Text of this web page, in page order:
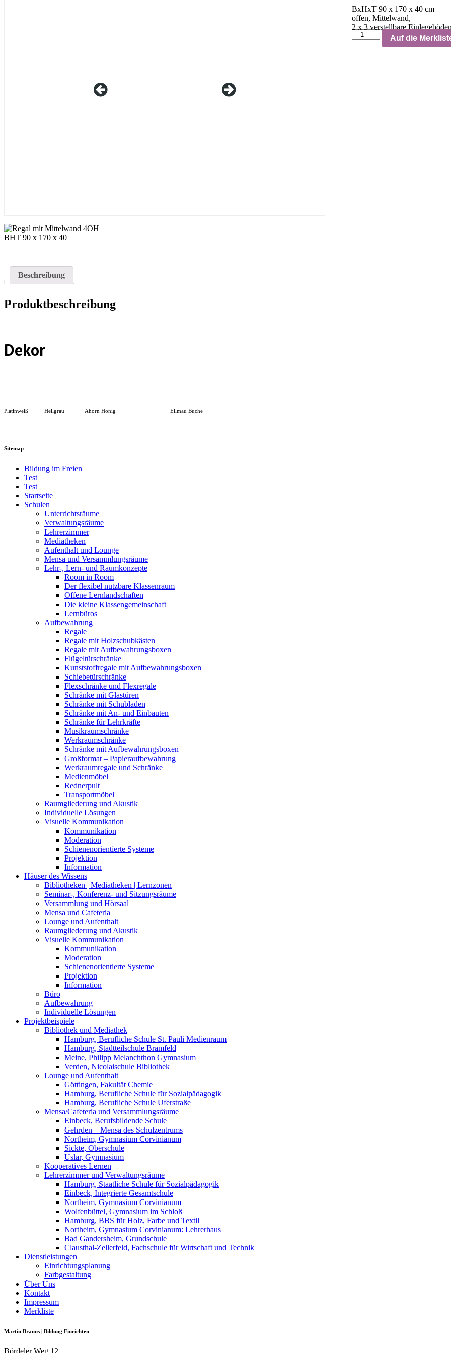
BxHxT 90 x 170 x 40 cm
offen, Mittelwand,
2 x 3 verstellbare
Auf die
Beschreibung
Produktbeschreibung
Dekor
Platinweiß Hellgrau Ahorn Honig Ellmau Buche
Sitemap
Bildung im Freien
Test
Test
Startseite
Schulen
Unterrichtsräume
Verwaltungsräume
Lehrerzimmer
Mediatheken
Aufenthalt und Lounge
Mensa und Versammlungsräume
Lehr-, Lern- und Raumkonzepte
Room in Room
Der flexibel nutzbare Klassenraum
Offene Lernlandschaften
Die kleine Klassengemeinschaft
Lernbüros
Aufbewahrung
Regale
Regale mit Holzschubkästen
Regale mit Aufbewahrungsboxen
Flügeltürschränke
Kunststoffregale mit Aufbewahrungsboxen
Schiebetürschränke
Flexschränke und Flexregale
Schränke mit Glastüren
Schränke mit Schubladen
Schränke mit An- und Einbauten
Schränke für Lehrkräfte
Musikraumschränke
Werkraumschränke
Schränke mit Aufbewahrungsboxen
Großformat – Papieraufbewahrung
Werkraumregale und Schränke
Medienmöbel
Rednerpult
Transportmöbel
Raumgliederung und Akustik
Individuelle Lösungen
Visuelle Kommunikation
Kommunikation
Moderation
Schienenorientierte Systeme
Projektion
Information
Häuser des Wissens
Bibliotheken | Mediatheken | Lernzonen
Seminar-, Konferenz- und Sitzungsräume
Versammlung und Hörsaal
Mensa und Cafeteria
Lounge und Aufenthalt
Raumgliederung und Akustik
Visuelle Kommunikation
Kommunikation
Moderation
Schienenorientierte Systeme
Projektion
Information
Büro
Aufbewahrung
Individuelle Lösungen
Projektbeispiele
Bibliothek und Mediathek
Hamburg, Berufliche Schule St. Pauli Medienraum
Hamburg, Stadtteilschule Bramfeld
Meine, Philipp Melanchthon Gymnasium
Verden, Nicolaischule Bibliothek
Lounge und Aufenthalt
Göttingen, Fakultät Chemie
Hamburg, Berufliche Schule für Sozialpädagogik
Hamburg, Berufliche Schule Uferstraße
Mensa/Cafeteria und Versammlungsräume
Einbeck, Berufsbildende Schule
Gehrden – Mensa des Schulzentrums
Northeim, Gymnasium Corvinianum
Sickte, Oberschule
Uslar, Gymnasium
Kooperatives Lernen
Lehrerzimmer und Verwaltungsräume
Hamburg, Staatliche Schule für Sozialpädagogik
Einbeck, Integrierte Gesamtschule
Northeim, Gymnasium Corvinianum
Wolfenbüttel, Gymnasium im Schloß
Hamburg, BBS für Holz, Farbe und Textil
Northeim, Gymnasium Corvinianum: Lehrerhaus
Bad Gandersheim, Grundschule
Clausthal-Zellerfeld, Fachschule für Wirtschaft und Technik
Dienstleistungen
Einrichtungsplanung
Farbgestaltung
Über Uns
Kontakt
Impressum
Merkliste
Martin Brauns | Bildung Einrichten
Bördeler Weg 12